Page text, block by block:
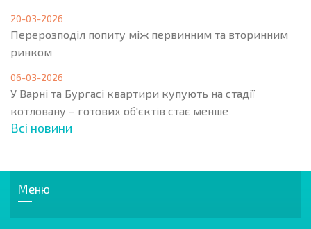
20-03-2026
Перерозподіл попиту між первинним та вторинним
ринком
06-03-2026
У Варні та Бургасі квартири купують на стадії
котловану – готових об'єктів стає менше
Всі новини
Меню